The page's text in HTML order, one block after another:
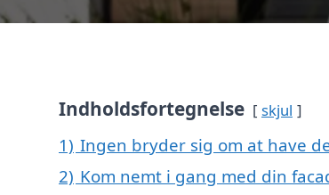
Indholdsfortegnelse skjul
1) Ingen bryder sig om at have
2) Kom nemt i gang med din